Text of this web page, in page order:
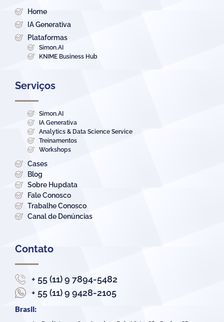
Home
IA Generativa
Plataformas
Simon.AI
KNIME Business Hub
Serviços
Simon.AI
IA Generativa
Analytics & Data Science Service
Treinamentos
Workshops
Cases
Blog
Sobre Hupdata
Fale Conosco
Trabalhe Conosco
Canal de Denúncias
Contato
+ 55 (11) 9 7894-5482
+ 55 (11) 9 9428-2105
Brasil: